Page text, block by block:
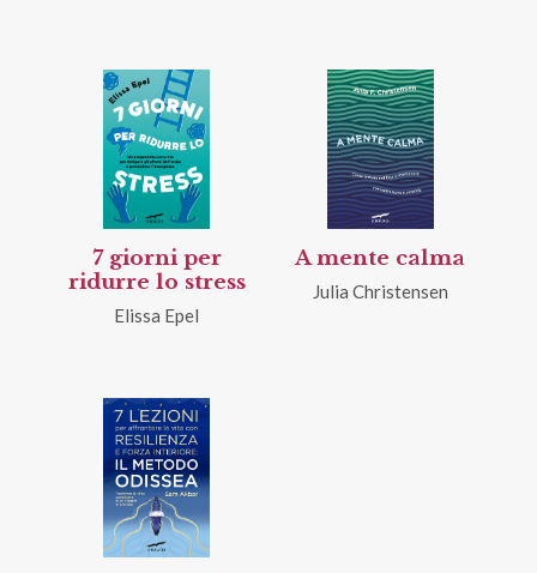
7 giorni per
ridurre lo stress
Elissa Epel
A mente calma
Julia Christensen